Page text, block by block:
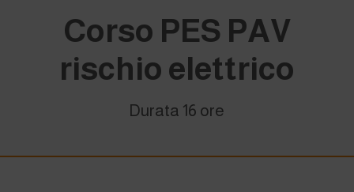
Corso PES PAV
rischio elettrico
Durata 16 ore